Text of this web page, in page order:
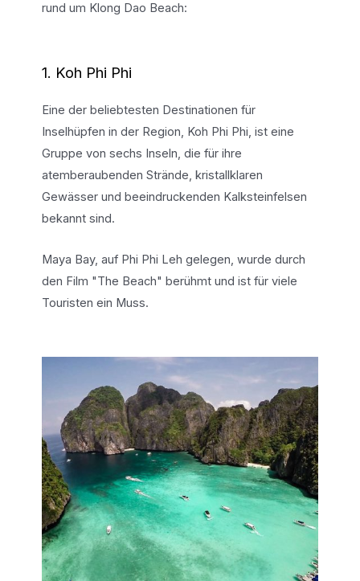
rund um Klong Dao Beach:
1. Koh Phi Phi
Eine der beliebtesten Destinationen für
Inselhüpfen in der Region, Koh Phi Phi, ist eine
Gruppe von sechs Inseln, die für ihre
atemberaubenden Strände, kristallklaren
Gewässer und beeindruckenden Kalksteinfelsen
bekannt sind.
Maya Bay, auf Phi Phi Leh gelegen, wurde durch
den Film "The Beach" berühmt und ist für viele
Touristen ein Muss.